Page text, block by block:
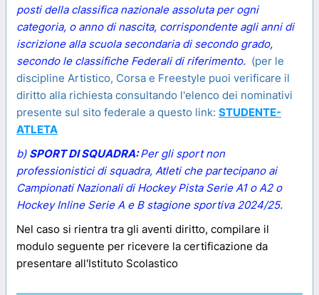
posti della classifica nazionale assoluta per ogni
categoria, o anno di nascita, corrispondente agli anni di
iscrizione alla scuola secondaria di secondo grado,
secondo le classifiche Federali di riferimento. (per le
discipline Artistico, Corsa e Freestyle puoi verificare il
diritto alla richiesta consultando l'elenco dei nominativi
presente sul sito federale a questo link: STUDENTE-
ATLETA
b) SPORT DI SQUADRA:Per gli sport non
professionistici di squadra, Atleti che partecipano ai
Campionati Nazionali di Hockey Pista Serie A1 o A2 o
Hockey Inline Serie A e B stagione sportiva 2024/25.
Nel caso si rientra tra gli aventi diritto, compilare il
modulo seguente per ricevere la certificazione da
presentare all'Istituto Scolastico